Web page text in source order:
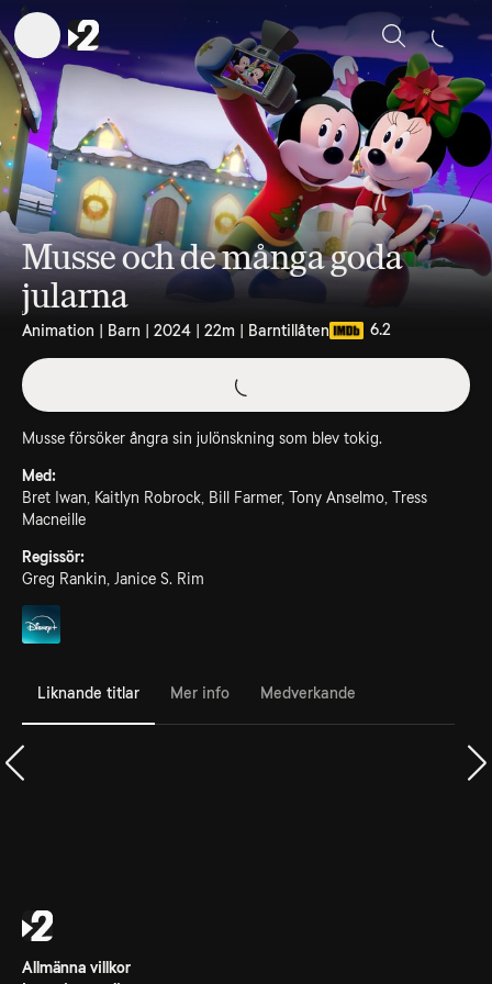
Sök
Musse och de många goda
jularna
Animation | Barn | 2024 | 22m | Barntillåten 6.2
Musse försöker ångra sin julönskning som blev tokig.
Med:
Bret Iwan, Kaitlyn Robrock, Bill Farmer, Tony Anselmo, Tress
Macneille
Regissör:
Greg Rankin, Janice S. Rim
Liknande titlar Mer info Medverkande
Allmänna villkor